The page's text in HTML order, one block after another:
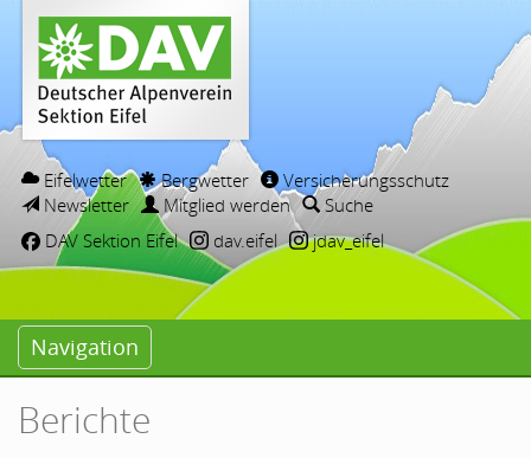
Eifelwetter Bergwetter
Versicherungsschutz
Newsletter
Mitglied werden
Suche
DAV Sektion Eifel
dav.eifel jdav_eifel
Navigation
Berichte